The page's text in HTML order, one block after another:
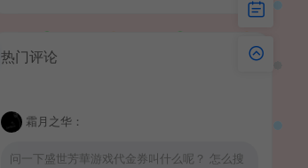
热门评论
霜月之华：
问一下盛世芳華游戏代金券叫什么呢？ 怎么搜